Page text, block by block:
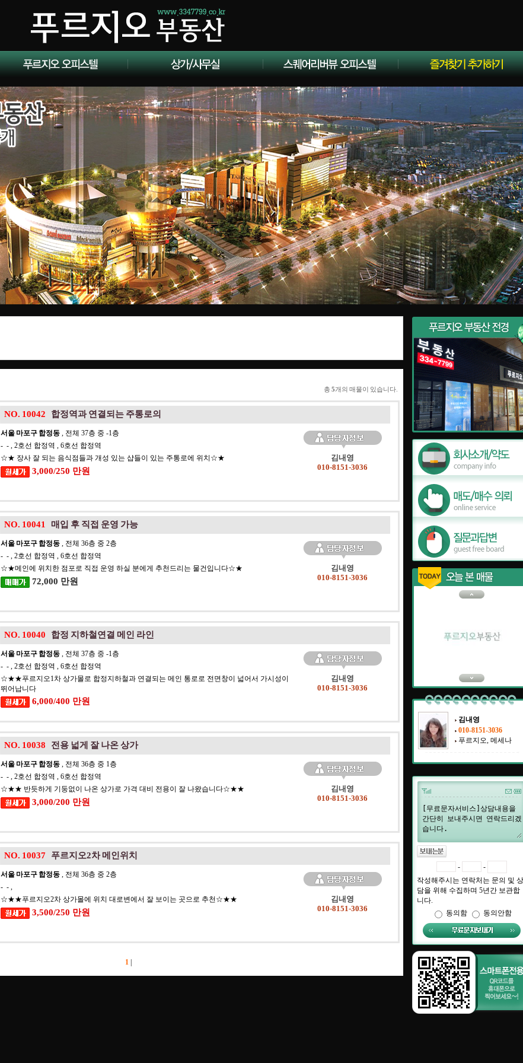
총 5개의 매물이 있습니다.
NO. 10042 합정역과 연결되는 주통로의
서울 마포구 합정동 , 전체 37층 중 -1층
- - , 2호선 합정역 , 6호선 합정역
☆★ 장사 잘 되는 음식점들과 개성 있는 샵들이 있는 주통로에 위치☆★
김내영
010-8151-3036
3,000/250 만원
NO. 10041 매입 후 직접 운영 가능
서울 마포구 합정동 , 전체 36층 중 2층
- - , 2호선 합정역 , 6호선 합정역
☆★메인에 위치한 점포로 직접 운영 하실 분에게 추천드리는 물건입니다☆★
김내영
010-8151-3036
72,000 만원
NO. 10040 합정 지하철연결 메인 라인
서울 마포구 합정동 , 전체 37층 중 -1층
- - , 2호선 합정역 , 6호선 합정역
☆★★푸르지오1차 상가몰로 합정지하철과 연결되는 메인 통로로 전면창이 넓어서 가시성이
뛰어납니다
김내영
010-8151-3036
6,000/400 만원
NO. 10038 전용 넓게 잘 나온 상가
서울 마포구 합정동 , 전체 36층 중 1층
- - , 2호선 합정역 , 6호선 합정역
☆★★ 반듯하게 기둥없이 나온 상가로 가격 대비 전용이 잘 나왔습니다☆★★
김내영
010-8151-3036
3,000/200 만원
NO. 10037 푸르지오2차 메인위치
서울 마포구 합정동 , 전체 36층 중 2층
- - ,
☆★★푸르지오2차 상가몰에 위치 대로변에서 잘 보이는 곳으로 추천☆★★
김내영
010-8151-3036
3,500/250 만원
1
김내영
010-8151-3036
푸르지오, 메세나
-
-
작성해주시는 연락처는 문의 및 상
담을 위해 수집하며 5년간 보관합
니다.
동의함
동의안함